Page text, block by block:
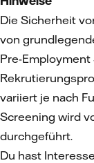
Die Sicherheit
von
Pre-
variiert je nach
Screening wird
durchgeführt.
Du hast